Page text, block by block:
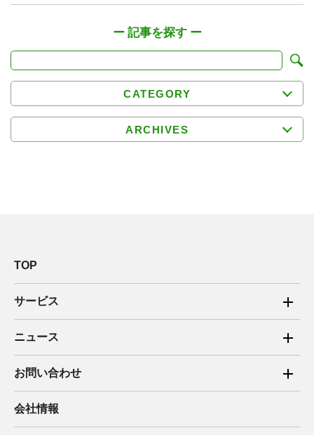
CATEGORY
ARCHIVES
TOP
サービス
ご家庭向け電力サービス
法人向け脱炭素サービス
住宅用太陽光売電 卒FIT
ニュース
2025年
2024年
お問い合わせ
ご家庭向け電力サービス・卒FIT電気の売電
法人向け脱炭素サービス・新電力向けサービス
会社情報